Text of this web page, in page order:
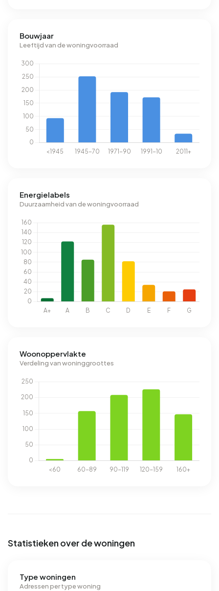
Bouwjaar
Leeftijd van de woningvoorraad
Energielabels
Duurzaamheid van de woningvoorraad
Woonoppervlakte
Verdeling van woninggroottes
Statistieken over de woningen
Type woningen
Adressen per type woning